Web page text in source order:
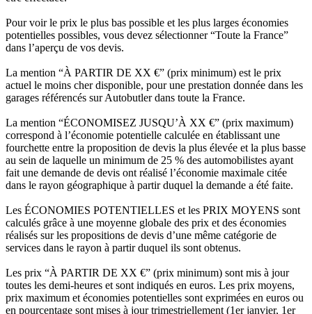
Pour voir le prix le plus bas possible et les plus larges économies
potentielles possibles, vous devez sélectionner “Toute la France”
dans l’aperçu de vos devis.
La mention “À PARTIR DE XX €” (prix minimum) est le prix
actuel le moins cher disponible, pour une prestation donnée dans les
garages référencés sur Autobutler dans toute la France.
La mention “ÉCONOMISEZ JUSQU’À XX €” (prix maximum)
correspond à l’économie potentielle calculée en établissant une
fourchette entre la proposition de devis la plus élevée et la plus basse
au sein de laquelle un minimum de 25 % des automobilistes ayant
fait une demande de devis ont réalisé l’économie maximale citée
dans le rayon géographique à partir duquel la demande a été faite.
Les ÉCONOMIES POTENTIELLES et les PRIX MOYENS sont
calculés grâce à une moyenne globale des prix et des économies
réalisés sur les propositions de devis d’une même catégorie de
services dans le rayon à partir duquel ils sont obtenus.
Les prix “À PARTIR DE XX €” (prix minimum) sont mis à jour
toutes les demi-heures et sont indiqués en euros. Les prix moyens,
prix maximum et économies potentielles sont exprimées en euros ou
en pourcentage sont mises à jour trimestriellement (1er janvier, 1er